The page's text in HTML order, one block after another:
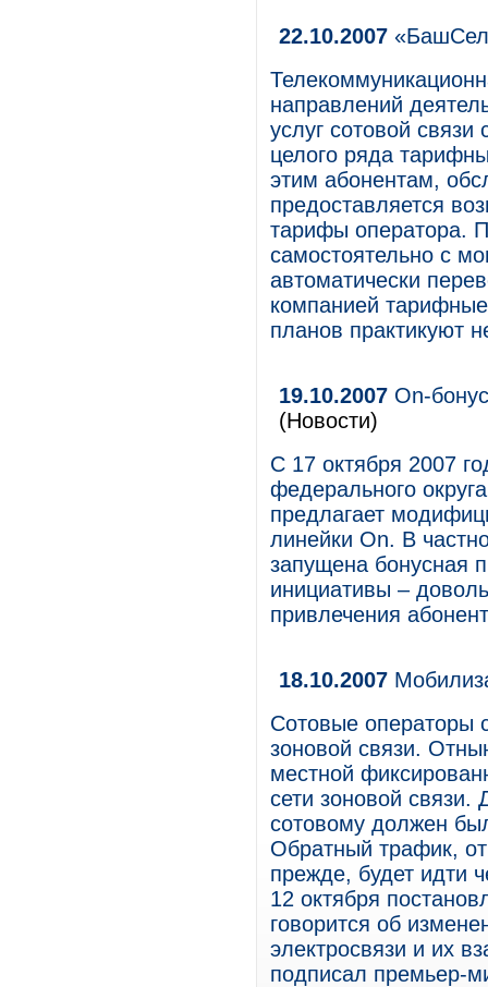
22.10.2007
направлений
услуг сотовой
целого ряда
этим абонентам,
предоставляется
тарифы оператора.
самостоятельно с
автоматически
компанией
планов практикуют
19.10.2007 On-
(Новости)
С 17 октября 2007
федерального
предлагает
линейки On. В
запущена бонусная
инициативы –
привлечения
18.10.2007
Сотовые операторы
зоновой связи.
местной
сети зоновой связи.
сотовому должен
Обратный трафик, от
прежде, будет идти
12 октября
говорится об
электросвязи и их
подписал премьер-